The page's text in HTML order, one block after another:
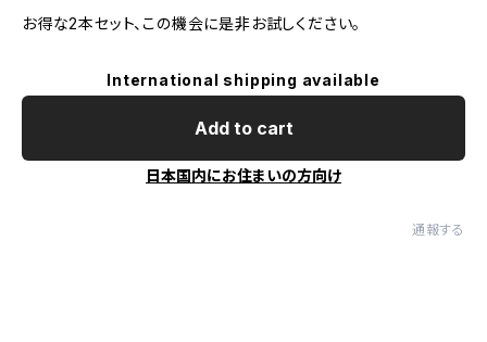
お得な2本セット、この機会に是非お試しください。
International shipping available
Add to cart
日本国内にお住まいの方向け
通報する